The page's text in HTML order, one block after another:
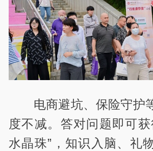
电商避坑、保险守护
度不减。答对问题即可获
水晶珠”，知识入脑、礼